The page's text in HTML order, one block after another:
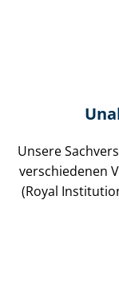
Unsere
verschiedenen
(Royal